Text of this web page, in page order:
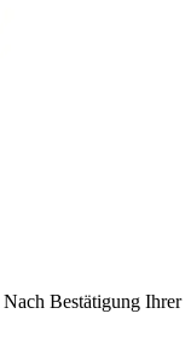
Nach Bestätigung Ihrer